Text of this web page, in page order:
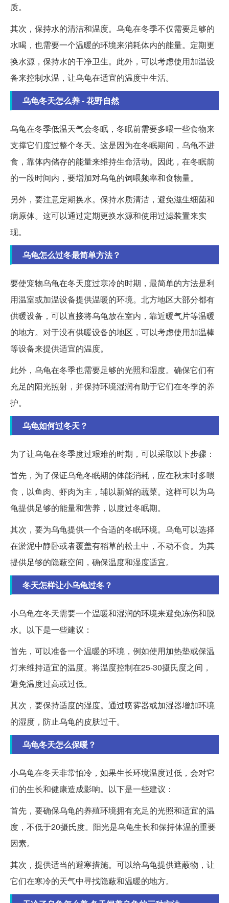
质。
其次，保持水的清洁和温度。乌龟在冬季不仅需要足够的
水喝，也需要一个温暖的环境来消耗体内的能量。定期更
换水源，保持水的干净卫生。此外，可以考虑使用加温设
备来控制水温，让乌龟在适宜的温度中生活。
乌龟冬天怎么养 - 花野自然
乌龟在冬季低温天气会冬眠，冬眠前需要多喂一些食物来
支撑它们度过整个冬天。这是因为在冬眠期间，乌龟不进
食，靠体内储存的能量来维持生命活动。因此，在冬眠前
的一段时间内，要增加对乌龟的饲喂频率和食物量。
另外，要注意定期换水。保持水质清洁，避免滋生细菌和
病原体。这可以通过定期更换水源和使用过滤装置来实
现。
乌龟怎么过冬最简单方法？
要使宠物乌龟在冬天度过寒冷的时期，最简单的方法是利
用温室或加温设备提供温暖的环境。北方地区大部分都有
供暖设备，可以直接将乌龟放在室内，靠近暖气片等温暖
的地方。对于没有供暖设备的地区，可以考虑使用加温棒
等设备来提供适宜的温度。
此外，乌龟在冬季也需要足够的光照和湿度。确保它们有
充足的阳光照射，并保持环境湿润有助于它们在冬季的养
护。
乌龟如何过冬天？
为了让乌龟在冬季度过艰难的时期，可以采取以下步骤：
首先，为了保证乌龟冬眠期的体能消耗，应在秋末时多喂
食，以鱼肉、虾肉为主，辅以新鲜的蔬菜。这样可以为乌
龟提供足够的能量和营养，以度过冬眠期。
其次，要为乌龟提供一个合适的冬眠环境。乌龟可以选择
在淤泥中静卧或者覆盖有稻草的松土中，不动不食。为其
提供足够的隐蔽空间，确保温度和湿度适宜。
冬天怎样让小乌龟过冬？
小乌龟在冬天需要一个温暖和湿润的环境来避免冻伤和脱
水。以下是一些建议：
首先，可以准备一个温暖的环境，例如使用加热垫或保温
灯来维持适宜的温度。将温度控制在25-30摄氏度之间，
避免温度过高或过低。
其次，要保持适度的湿度。通过喷雾器或加湿器增加环境
的湿度，防止乌龟的皮肤过干。
乌龟冬天怎么保暖？
小乌龟在冬天非常怕冷，如果生长环境温度过低，会对它
们的生长和健康造成影响。以下是一些建议：
首先，要确保乌龟的养殖环境拥有充足的光照和适宜的温
度，不低于20摄氏度。阳光是乌龟生长和保持体温的重要
因素。
其次，提供适当的避寒措施。可以给乌龟提供遮蔽物，让
它们在寒冷的天气中寻找隐蔽和温暖的地方。